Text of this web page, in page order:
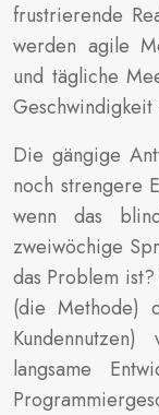
frustrierende
werden agile
und tägliche
Geschwindigkeit
Die gängige
noch strengere
wenn das
zweiwöchige
das Problem
(die Methode)
langsame